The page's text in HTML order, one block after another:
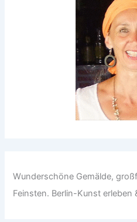
Wunderschöne Gemälde,
Feinsten. Berlin-Kunst erleben